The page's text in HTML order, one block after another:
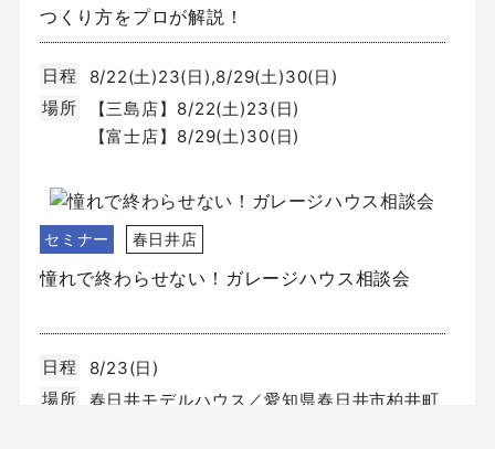
つくり方をプロが解説！
日程
8/22(土)23(日),8/29(土)30(日)
場所
【三島店】8/22(土)23(日)
【富士店】8/29(土)30(日)
セミナー 春日井店
憧れで終わらせない！ガレージハウス相談会
日程
8/23(日)
場所
春日井モデルハウス／愛知県春日井市柏井町